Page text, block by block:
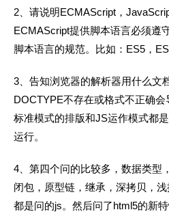
2、请说明ECMAScript，
ECMAScript提供脚本语言必须遵
脚本语言的规范。比如：ES5，
3、告知浏览器的解析器用什么文
DOCTYPE不存在或格式不正确会
标准模式的排版和JS运作模式都
运行。
4、第四个问的比较多，数据类型
闭包，原型链，继承，深拷贝，
都是问的js。然后问了html5的新